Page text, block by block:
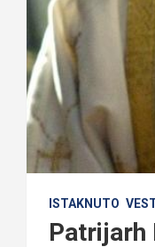
ISTAKNUTO
Patrijarh